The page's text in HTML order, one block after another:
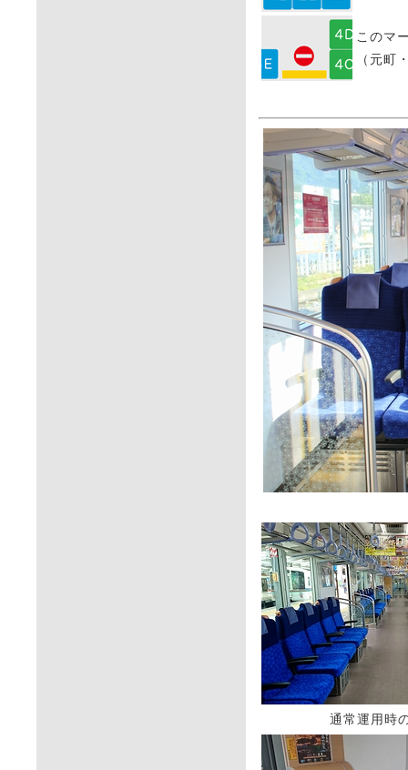
このマ
（元町
通常運用時